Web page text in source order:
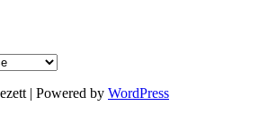
| Powered by WordPress